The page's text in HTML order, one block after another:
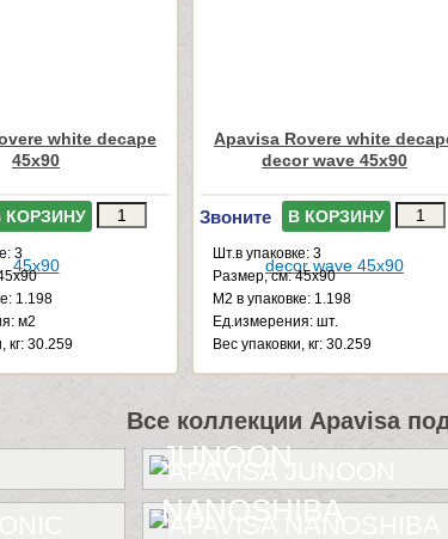
white decape
45x90
КОРЗИНУ
3
1.198
м2
кг: 30.259
Apavisa Rovere white
decor wave 45x90
Звоните В КОРЗИНУ
Шт.в упаковке: 3
Размер, см: 45x90
М2 в упаковке: 1.198
Ед.измерения: шт.
Веc упаковки, кг: 30.259
Все коллекции Apavisa
JUNOON
NANOSHIBA